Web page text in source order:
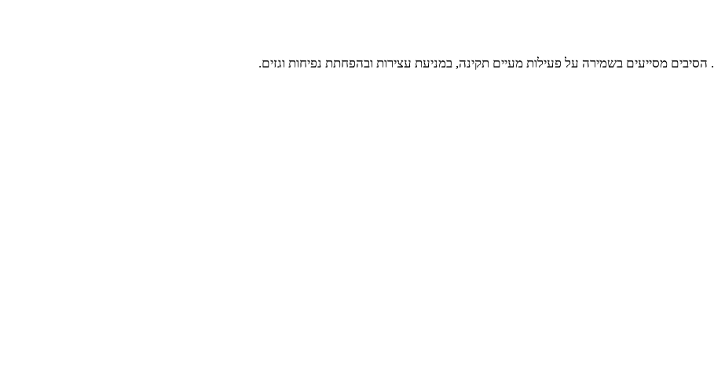
מסייעים בשמירה על פעילות מעיים תקינה, במניעת עצירות ובהפחתת נפיחות וגזים.